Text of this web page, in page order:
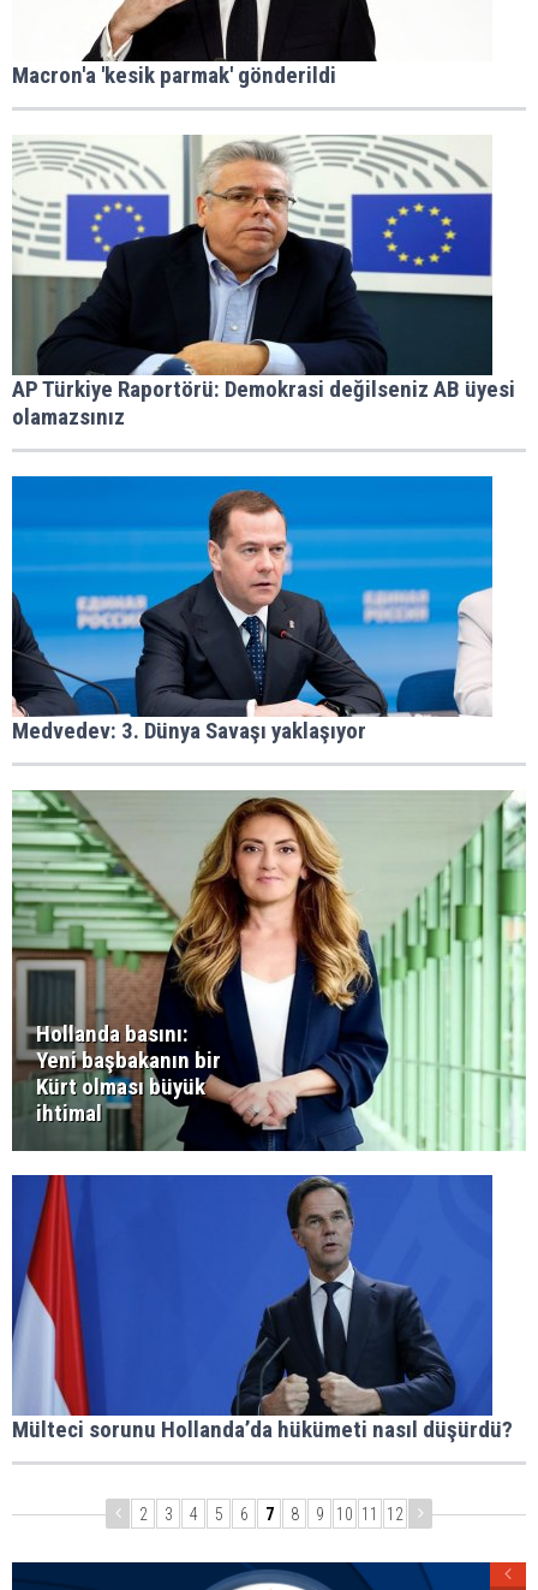
Macron'a 'kesik parmak' gönderildi
AP Türkiye Raportörü: Demokrasi değilseniz AB üyesi
olamazsınız
Medvedev: 3. Dünya Savaşı yaklaşıyor
Hollanda basını:
Yeni başbakanın bir
Kürt olması büyük
ihtimal
Mülteci sorunu Hollanda’da hükümeti nasıl düşürdü?
2 3 4 5 6 7 8 9 10 11 12